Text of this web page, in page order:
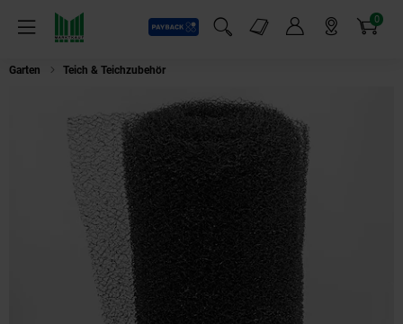
Menü
Payback
Suchfeld einblenden
Markt-Angebote 0
Artikel
Garten Teich & Teichzubehör